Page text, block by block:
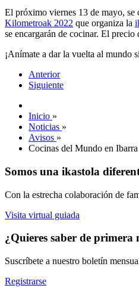
El próximo viernes 13 de mayo, se
Kilometroak 2022 que organiza la
se encargarán de cocinar. El precio
¡Anímate a dar la vuelta al mundo
Anterior
Siguiente
Inicio »
Noticias »
Avisos »
Cocinas del Mundo en Ibarra
Somos una ikastola
Con la estrecha colaboración de
Visita virtual guiada
¿Quieres saber de
Suscríbete a nuestro boletín
Registrarse